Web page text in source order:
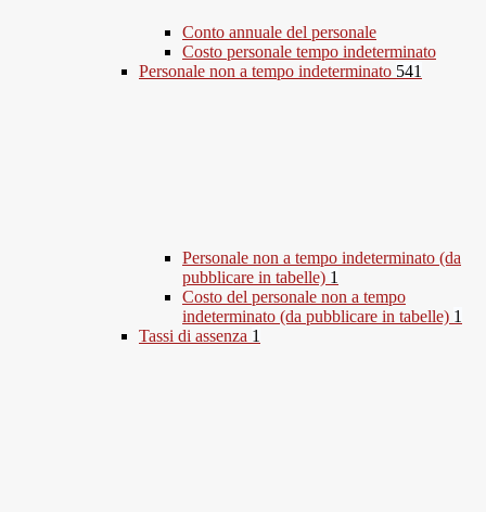
Conto annuale del personale
Costo personale tempo indeterminato
Personale non a tempo indeterminato 541
Personale non a tempo indeterminato (da
pubblicare in tabelle) 1
Costo del personale non a tempo
indeterminato (da pubblicare in tabelle) 1
Tassi di assenza 1